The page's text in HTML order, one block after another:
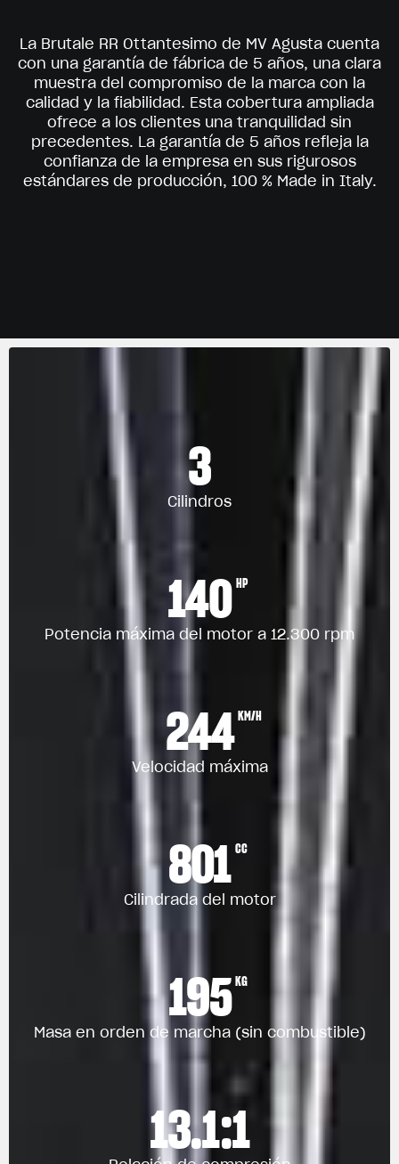
La Brutale RR Ottantesimo de MV Agusta cuenta
con una garantía de fábrica de 5 años, una clara
muestra del compromiso de la marca con la
calidad y la fiabilidad. Esta cobertura ampliada
ofrece a los clientes una tranquilidad sin
precedentes. La garantía de 5 años refleja la
confianza de la empresa en sus rigurosos
estándares de producción, 100 % Made in Italy.
3
Cilindros
140 HP
Potencia máxima del motor a 12.300 rpm
244 KM/H
Velocidad máxima
801 CC
Cilindrada del motor
195 KG
Masa en orden de marcha (sin combustible)
13.1:1